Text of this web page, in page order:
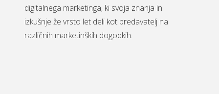
digitalnega marketinga, ki svoja znanja in
izkušnje že vrsto let deli kot predavatelj na
različnih marketinških dogodkih.